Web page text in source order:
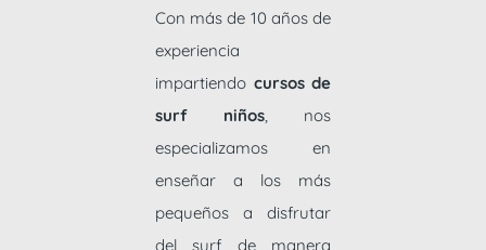
Con más de 10 años de
experiencia
impartiendo cursos de
surf niños, nos
especializamos en
enseñar a los más
pequeños a disfrutar
del surf de manera